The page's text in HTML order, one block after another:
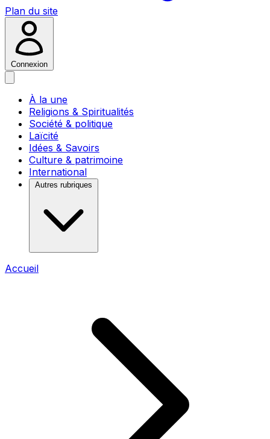
Plan du site
Connexion
À la une
Religions & Spiritualités
Société & politique
Laïcité
Idées & Savoirs
Culture & patrimoine
International
Autres rubriques
Accueil